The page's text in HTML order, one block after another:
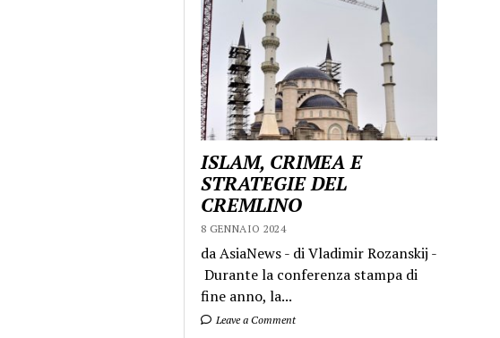
ISLAM, CRIMEA E
STRATEGIE DEL
CREMLINO
8 GENNAIO 2024
da AsiaNews - di Vladimir Rozanskij -
Durante la conferenza stampa di
fine anno, la...
Leave a Comment